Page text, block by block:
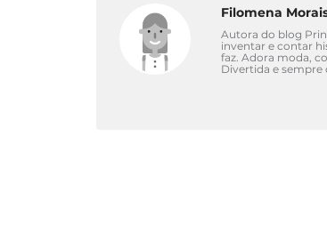
Filomena
Autora do blog
inventar e contar
faz. Adora moda,
Divertida e sempre